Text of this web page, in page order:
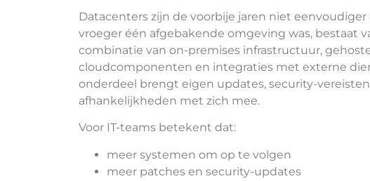
Datacenters zijn de voorbije jaren niet
vroeger één afgebakende omgeving was, bestaat
combinatie van on-premises infrastructuur,
cloudcomponenten en integraties met externe
onderdeel brengt eigen updates, security-
afhankelijkheden met zich mee.
Voor IT-teams betekent dat:
meer systemen om op te volgen
meer patches en security-updates